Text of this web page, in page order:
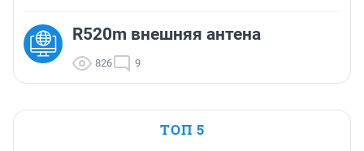
R520m внешняя антена
826 9
ТОП 5